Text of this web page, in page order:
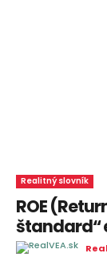
Realitný slovník
ROE
štandard“